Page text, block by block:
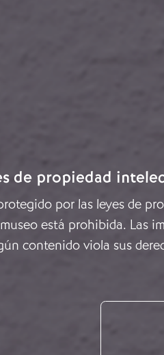
de propiedad
por las leyes de
está prohibida. Las
contenido viola sus